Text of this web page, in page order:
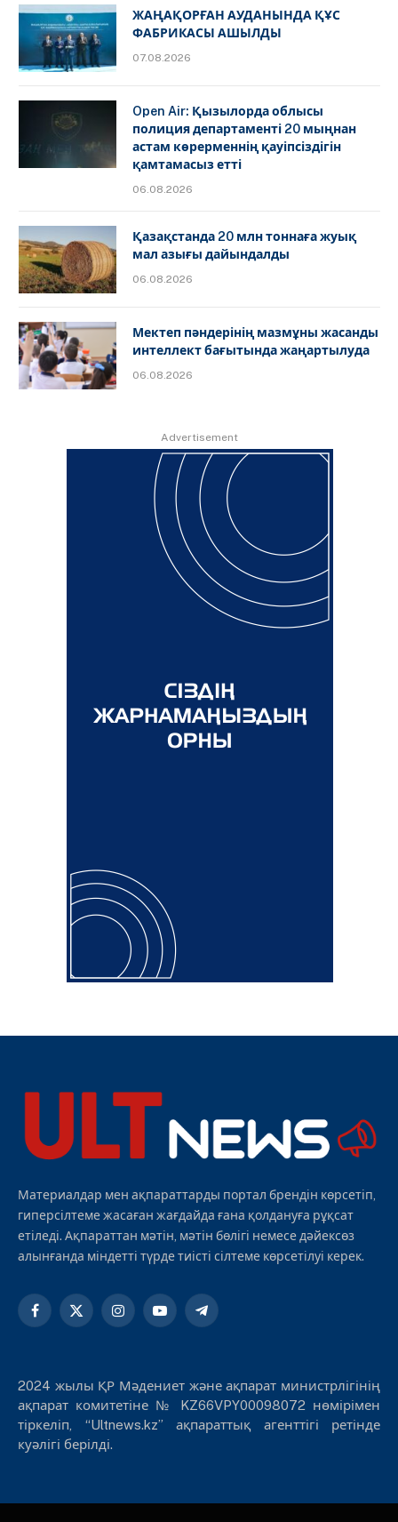
ЖАҢАҚОРҒАН АУДАНЫНДА ҚҰС
ФАБРИКАСЫ АШЫЛДЫ
07.08.2026
Open Air: Қызылорда облысы
полиция департаменті 20 мыңнан
астам көрерменнің қауіпсіздігін
қамтамасыз етті
06.08.2026
Қазақстанда 20 млн тоннаға жуық
мал азығы дайындалды
06.08.2026
Мектеп пәндерінің мазмұны жасанды
интеллект бағытында жаңартылуда
06.08.2026
Advertisement
Материалдар мен ақпараттарды портал брендін көрсетіп,
гиперсілтеме жасаған жағдайда ғана қолдануға рұқсат
етіледі. Ақпараттан мәтін, мәтін бөлігі немесе дәйексөз
алынғанда міндетті түрде тиісті сілтеме көрсетілуі керек.
Facebook
X
InstagramYouTubeTelegram
2024 жылы ҚР Мәдениет және ақпарат министрлігінің
ақпарат комитетіне № KZ66VPY00098072 нөмірімен
тіркеліп, “Ultnews.kz” ақпараттық агенттігі ретінде
куәлігі берілді.